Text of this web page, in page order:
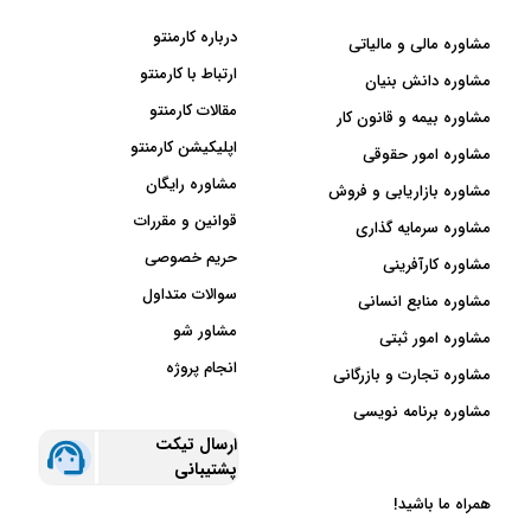
مشاوره مالی و مالیاتی
مشاوره دانش بنیان
مشاوره بیمه و قانون کار
مشاوره امور حقوقی
مشاوره بازاریابی و فروش
مشاوره سرمایه گذاری
مشاوره کارآفرینی
مشاوره منابع انسانی
مشاوره امور ثبتی
مشاوره تجارت و بازرگانی
مشاوره برنامه نویسی
درباره کارمنتو
ارتباط با کارمنتو
مقالات کارمنتو
اپلیکیشن کارمنتو
مشاوره رایگان
قوانین و مقررات
حریم خصوصی
سوالات متداول
مشاور شو
انجام پروژه
ارسال تیکت
پشتیبانی
همراه ما باشید!